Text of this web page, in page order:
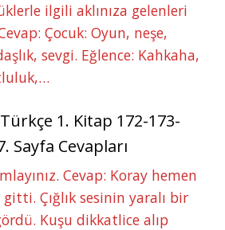
ilgili aklınıza gelenleri
Çocuk: Oyun, neşe,
sevgi. Eğlence: Kahkaha,
Türkçe 1. Kitap 172-173-
Sayfa Cevapları
Cevap: Koray hemen
gitti. Çığlık sesinin yaralı bir
Kuşu dikkatlice alıp